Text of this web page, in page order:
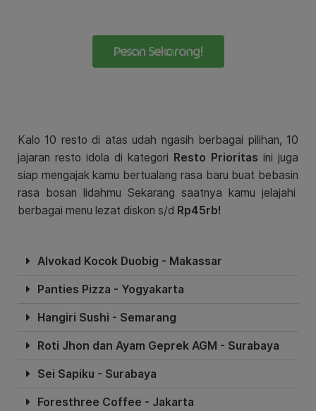
Pesan Sekarang!
Kalo 10 resto di atas udah ngasih berbagai pilihan, 10
jajaran resto idola di kategori Resto Prioritas ini juga
siap mengajak kamu bertualang rasa baru buat bebasin
rasa bosan lidahmu Sekarang saatnya kamu jelajahi
berbagai menu lezat diskon s/d Rp45rb!
Alvokad Kocok Duobig - Makassar
Panties Pizza - Yogyakarta
Hangiri Sushi - Semarang
Roti Jhon dan Ayam Geprek AGM - Surabaya
Sei Sapiku - Surabaya
Foresthree Coffee - Jakarta